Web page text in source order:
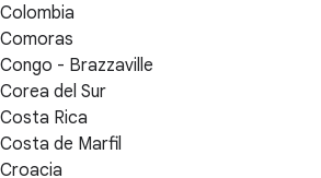
Colombia
Comoras
Congo - Brazzaville
Corea del Sur
Costa Rica
Costa de Marfil
Croacia